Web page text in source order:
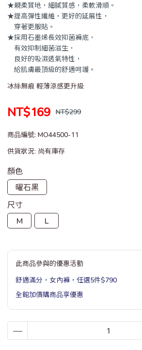
★親柔質地，細膩質感，柔軟滑順。
★提高彈性纖維，更好的延展性，
穿著更服貼。
★採用石墨烯長效抑菌褲底，
有效抑制細菌滋生，
良好的吸濕透氣特性，
給肌膚最頂級的舒適呵護。
冰絲無痕 輕薄涼感更升級
NT$169 NT$299
商品編號: MO44500-11
供貨狀況: 尚有庫存
顏色
曜石黑
尺寸
M
L
此商品參與的優惠活動
舒適滿分，女內褲，任選5件$790
全館加價購商品享優惠